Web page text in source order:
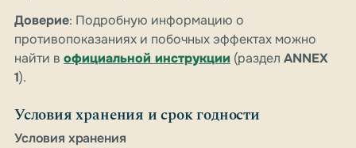
Доверие: Подробную информацию о
противопоказаниях и побочных эффектах можно
найти в официальной инструкции (раздел ANNEX
1).
Условия хранения и срок годности
Условия хранения